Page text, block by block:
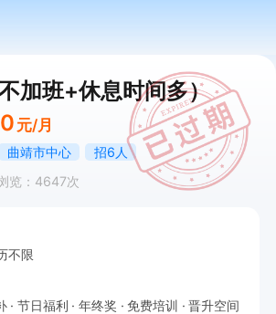
加班+休息时间多）
元/月
曲靖市中心
招6人
览：4647次
不限
节日福利 年终奖 免费培训
晋升空间